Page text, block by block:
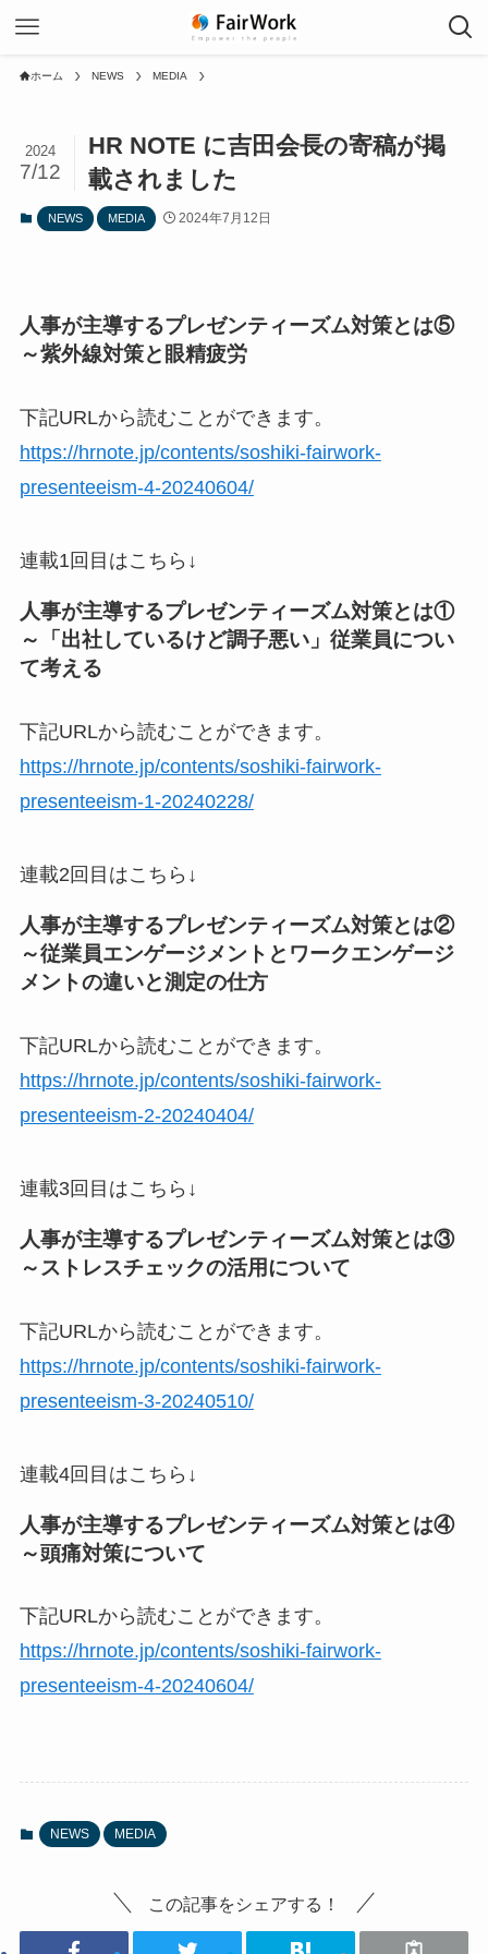
ホーム NEWS MEDIA
HR NOTE に吉田会長の寄稿が掲
載されました
2024
7/12
NEWS MEDIA 2024年7月12日
人事が主導するプレゼンティーズム対策とは⑤
～紫外線対策と眼精疲労
下記URLから読むことができます。
https://hrnote.jp/contents/soshiki-fairwork-
presenteeism-4-20240604/
連載1回目はこちら↓
人事が主導するプレゼンティーズム対策とは①
～「出社しているけど調子悪い」従業員につい
て考える
下記URLから読むことができます。
https://hrnote.jp/contents/soshiki-fairwork-
presenteeism-1-20240228/
連載2回目はこちら↓
人事が主導するプレゼンティーズム対策とは②
～従業員エンゲージメントとワークエンゲージ
メントの違いと測定の仕方
下記URLから読むことができます。
https://hrnote.jp/contents/soshiki-fairwork-
presenteeism-2-20240404/
連載3回目はこちら↓
人事が主導するプレゼンティーズム対策とは③
～ストレスチェックの活用について
下記URLから読むことができます。
https://hrnote.jp/contents/soshiki-fairwork-
presenteeism-3-20240510/
連載4回目はこちら↓
人事が主導するプレゼンティーズム対策とは④
～頭痛対策について
下記URLから読むことができます。
https://hrnote.jp/contents/soshiki-fairwork-
presenteeism-4-20240604/
NEWS MEDIA
この記事をシェアする！